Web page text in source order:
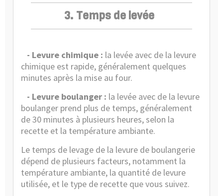
3. Temps de levée
- Levure chimique : la levée avec de la levure
chimique est rapide, généralement quelques
minutes après la mise au four.
- Levure boulanger : la levée avec de la levure
boulanger prend plus de temps, généralement
de 30 minutes à plusieurs heures, selon la
recette et la température ambiante.
Le temps de levage de la levure de boulangerie
dépend de plusieurs facteurs, notamment la
température ambiante, la quantité de levure
utilisée, et le type de recette que vous suivez.